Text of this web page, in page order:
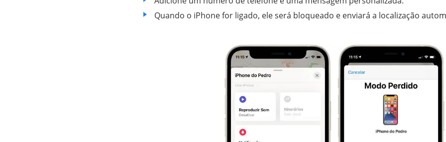
Quando o iPhone for ligado, ele será bloqueado e enviará a localização